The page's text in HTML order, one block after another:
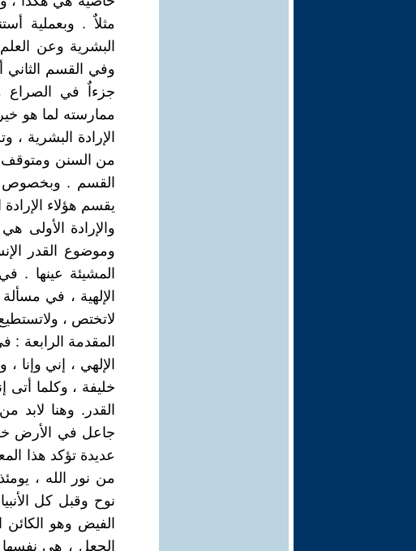
مثلاٌ . وبعملية
البشرية وعن
وفي القسم الثاني
جزءاٌ في الصراع
ممارسته لما هو
الإرادة البشرية
من السنن ومتوقف
القسم . وبخصوص
يقسم هؤلاء الإرادة
والإرادة الأولى
وموضوع القدر
المشيئة عينها .
الإلهية ، في
لاتختص ،
المقدمة الرابعة
الإلهي ، إني
خليفة ، وكلما أتى
القدر. وهنا لابد
جاعل في الأرض
عديدة تؤكد هذا
من نور الله ،
نوح وقبل كل
الفيض وهو الكائن
الجعل ، هي